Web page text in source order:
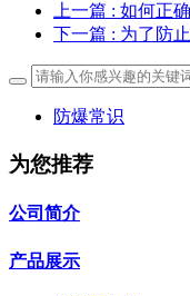
上一篇 : 如何正
下一篇 : 为了防
防爆常识
为您推荐
公司简介
产品展示